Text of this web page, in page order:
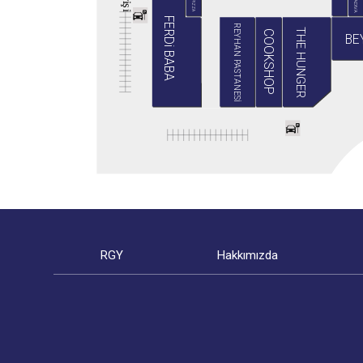
i
ş
i
COOKSHOP
FERDi BABA REYHAN PASTANESİ THE HUNGER
RGY Hakkımızda